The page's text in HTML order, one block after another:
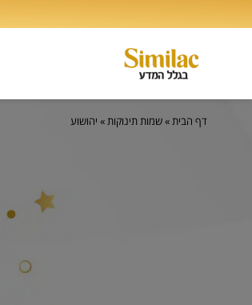
דף הבית»שמות תינוקות» יהושוע